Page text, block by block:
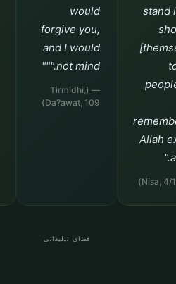
stand
Allah
would
forgive you,
and I would
not mind."""
— (Tirmidhi,
Da?awat, 109)
فضای تبلیغاتی